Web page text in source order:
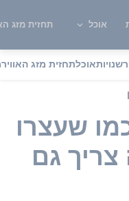
אוכל תחזית מזג
אוכלתחזית מזג האוויר
שעצרו
גם